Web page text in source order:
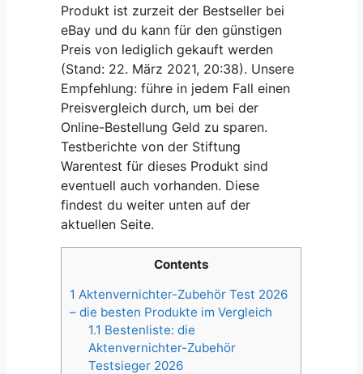
Produkt ist zurzeit der Bestseller bei
eBay und du kann für den günstigen
Preis von lediglich gekauft werden
(Stand: 22. März 2021, 20:38). Unsere
Empfehlung: führe in jedem Fall einen
Preisvergleich durch, um bei der
Online-Bestellung Geld zu sparen.
Testberichte von der Stiftung
Warentest für dieses Produkt sind
eventuell auch vorhanden. Diese
findest du weiter unten auf der
aktuellen Seite.
Contents
1 Aktenvernichter-Zubehör Test 2026
– die besten Produkte im Vergleich
1.1 Bestenliste: die
Aktenvernichter-Zubehör
Testsieger 2026